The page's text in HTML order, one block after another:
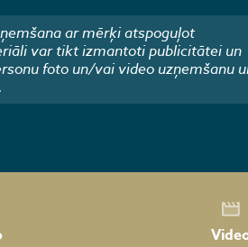
ar mērķi atspoguļot
var tikt izmantoti publicitātei un
foto un/vai video uzņemšanu